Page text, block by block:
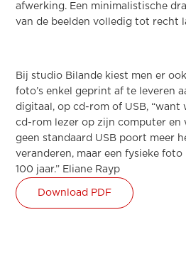
afwerking. Een minimalistische
van de beelden volledig tot recht
Bij studio Bilande kiest men er
foto’s enkel geprint af te leveren
digitaal, op cd-rom of USB, “want
cd-rom lezer op zijn computer en
geen standaard USB poort meer
veranderen, maar een fysieke
100 jaar.” Eliane Rayp
Download PDF